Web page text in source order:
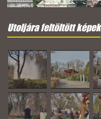
Utoljára feltöltött képek